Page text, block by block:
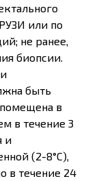
или по
не ранее,
биопсии.
быть
помещена в
в течение 3
и
(2-8°С),
в течение 24